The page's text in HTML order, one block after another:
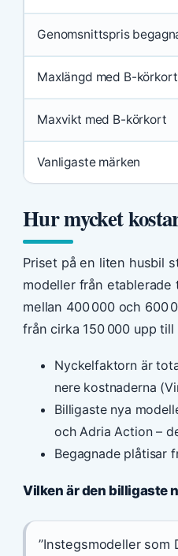
Genomsnittspris
Maxlängd med B-körkort
Maxvikt med B-körkort
Vanligaste märken
Hur mycket
Priset på en liten husbil
modeller från
mellan 400 000 och 600
från cirka 150 000 upp
Nyckelfaktorn är
nere kostnaderna
Billigaste nya
och Adria Action –
Begagnade plåtisar
Vilken är den billigaste
”Instegsmodeller som